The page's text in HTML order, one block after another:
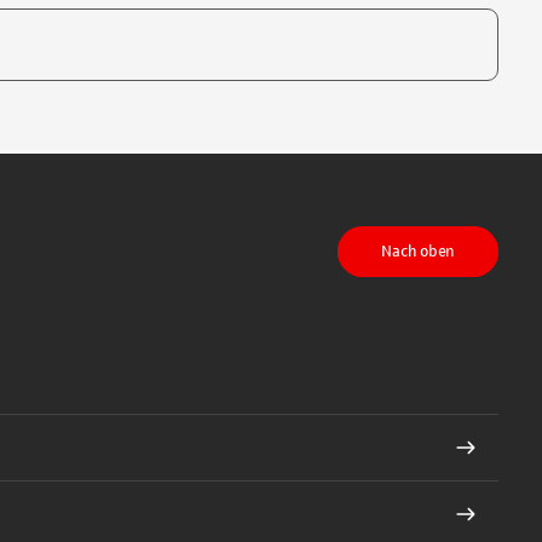
Nach oben